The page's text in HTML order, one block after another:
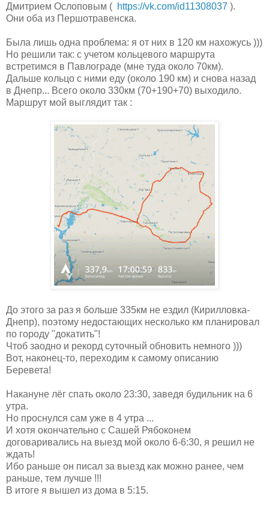
Дмитрием Ослоповым ( https://vk.com/id11308037 ).
Они оба из Першотравенска.
Была лишь одна проблема: я от них в 120 км нахожусь )))
Но решили так: с учетом кольцевого маршрута
встретимся в Павлограде (мне туда около 70км).
Дальше кольцо с ними еду (около 190 км) и снова назад
в Днепр... Всего около 330км (70+190+70) выходило.
Маршрут мой выглядит так :
До этого за раз я больше 335км не ездил (Кирилловка-
Днепр), поэтому недостающих несколько км планировал
по городу "докатить"!
Чтоб заодно и рекорд суточный обновить немного )))
Вот, наконец-то, переходим к самому описанию
Беревета!
Накануне лёг спать около 23:30, заведя будильник на 6
утра.
Но проснулся сам уже в 4 утра ...
И хотя окончательно с Сашей Рябоконем
договаривались на выезд мой около 6-6:30, я решил не
ждать!
Ибо раньше он писал за выезд как можно ранее, чем
раньше, тем лучше !!!
В итоге я вышел из дома в 5:15.